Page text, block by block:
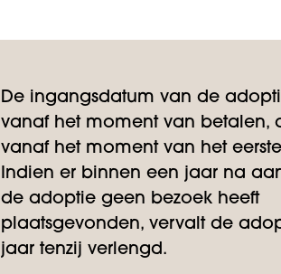
De ingangsdatum van de
vanaf het moment van betalen,
vanaf het moment van het
Indien er binnen een jaar na
de adoptie geen bezoek heeft
plaatsgevonden, vervalt de
jaar tenzij verlengd.